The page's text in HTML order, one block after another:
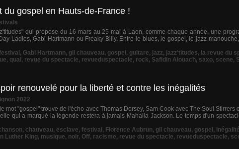
gospel en Hauts-de-France !
qui propose du 16 mars au 25 mai à Laon, comme chaque année, une
Ladies, Gabi Hartmann ou Freaky Billy. Entre le blues, le gospel, le jazz
, Gabi Hartmann, gil chauveau, gospel , guitare, jazz, jazz'titudes, la revue du
, quai, revue du spectacle, revueduspectacle, rock, Safidin Alouach, saxo, scene,
renouvelé pour la liberté et contre les inégalités
2022
mot "gospel" trouve de l'écho avec Thomas Dorsey, Sam Cook avec The Soul Stirrers
qui a marqué la légende restera à jamais Mahalia Jackson. Le temps d'un
, chauveau, esclave, festival , Florence Aubrun, gil chauveau, gospel , inégalité
Luther King, musique, noir, Off, racisme, revue du spectacle, revueduspectacle,